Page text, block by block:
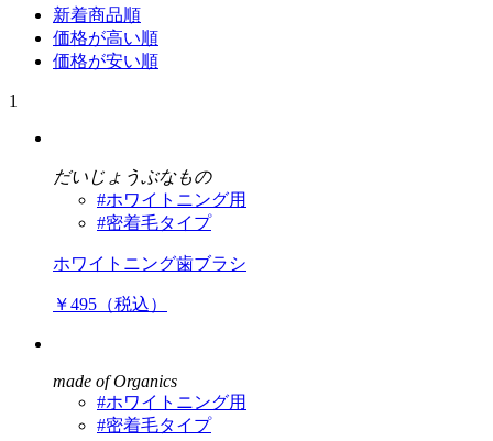
新着商品順
価格が高い順
価格が安い順
1
だいじょうぶなもの
#ホワイトニング用
#密着毛タイプ
ホワイトニング歯ブラシ
￥495（税込）
made of Organics
#ホワイトニング用
#密着毛タイプ